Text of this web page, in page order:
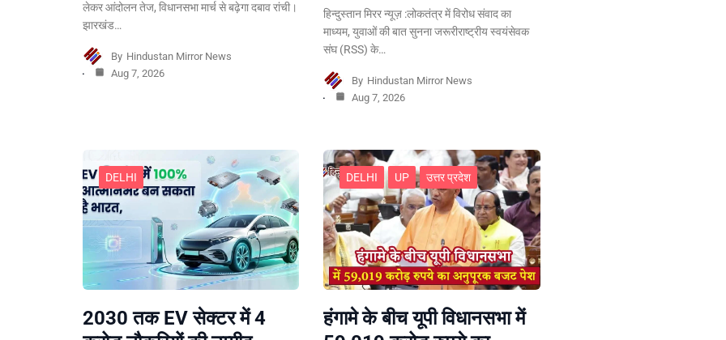
लेकर आंदोलन तेज, विधानसभा मार्च से बढ़ेगा दबाव रांची।
झारखंड…
By Hindustan Mirror News
Aug 7, 2026
हिन्दुस्तान मिरर न्यूज़ :लोकतंत्र में विरोध संवाद का
माध्यम, युवाओं की बात सुनना जरूरीराष्ट्रीय स्वयंसेवक
संघ (RSS) के…
By Hindustan Mirror News
Aug 7, 2026
DELHI
2030 तक EV सेक्टर में 4
DELHI UP उत्तर प्रदेश
हंगामे के बीच यूपी विधानसभा में